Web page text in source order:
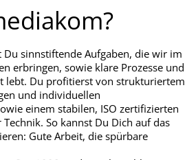
sinnstiftende Aufgaben, die wir im
erbringen, sowie klare Prozesse und
lebt. Du profitierst von strukturiertem
und individuellen
einem stabilen, ISO zertifizierten
So kannst Du Dich auf das
Gute Arbeit, die spürbare